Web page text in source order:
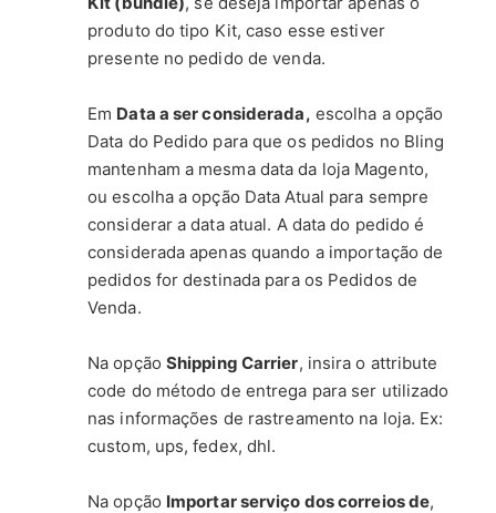
produto do tipo Kit, caso esse estiver
presente no pedido de venda.
Em Data a ser considerada, escolha a opção
Data do Pedido para que os pedidos no Bling
mantenham a mesma data da loja Magento,
ou escolha a opção Data Atual para sempre
considerar a data atual. A data do pedido é
considerada apenas quando a importação de
pedidos for destinada para os Pedidos de
Venda.
Na opção Shipping Carrier, insira o attribute
code do método de entrega para ser utilizado
nas informações de rastreamento na loja. Ex:
custom, ups, fedex, dhl.
Na opção Importar serviço dos correios de,